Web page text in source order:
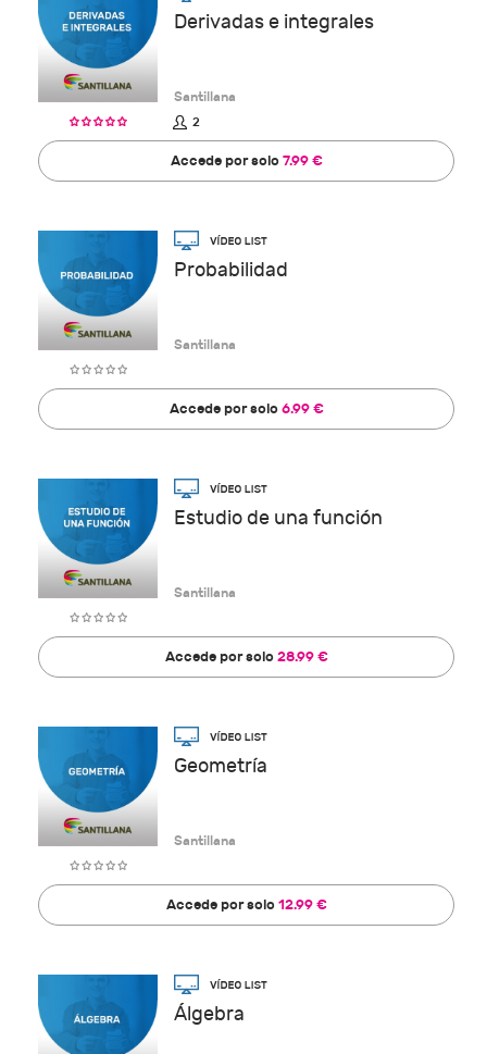
Derivadas e integrales
Santillana
2
Accede por solo7.99 €
Probabilidad
Santillana
Accede por solo6.99 €
Estudio de una función
Santillana
Accede por solo28.99 €
Geometría
Santillana
Accede por solo12.99 €
Álgebra